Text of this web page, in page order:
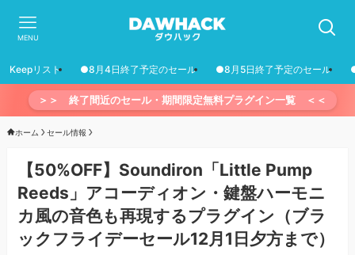
MENU
Keepリスト ●8月4日終了予定のセール ●8月5日終了予定のセール
＞＞ 終了間近のセール・期間限定無料プラグイン一覧 ＜＜
ホーム セール情報
【50%OFF】Soundiron「Little Pump
Reeds」アコーディオン・鍵盤ハーモニ
カ風の音色も再現するプラグイン（ブラ
ックフライデーセール12月1日夕方まで）